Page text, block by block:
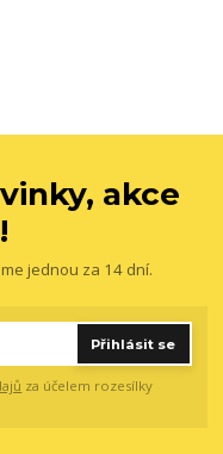
akce
jednou za 14 dní.
Přihlásit se
za účelem rozesílky